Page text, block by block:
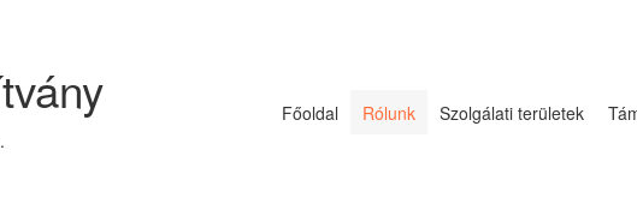
Főoldal Rólunk Szolgálati területek